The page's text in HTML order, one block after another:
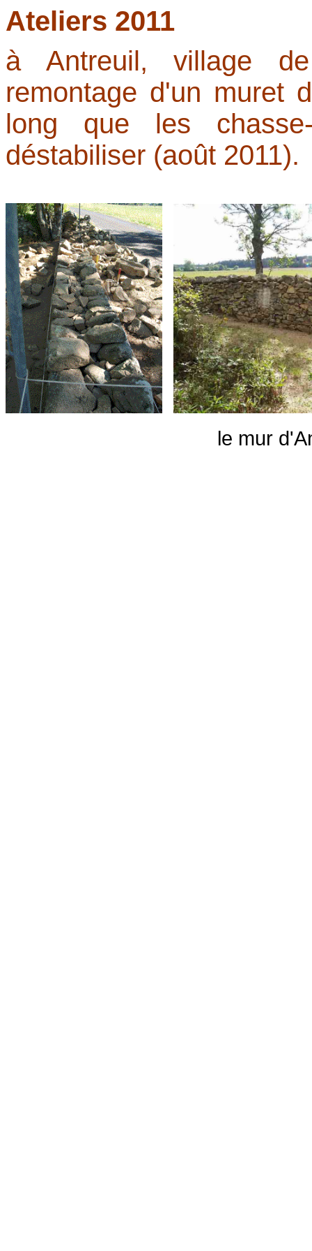
Ateliers 2011
à Antreuil, village
remontage d'un muret
long que les
déstabiliser (août 2011).
le mur d'Antreuil en